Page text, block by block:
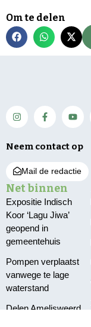
Om te delen
Neem contact op
Mail de redactie
Net binnen
Expositie Indisch
Koor ‘Lagu Jiwa’
geopend in
gemeentehuis
Pompen verplaatst
vanwege te lage
waterstand
Delen Amelisweerd